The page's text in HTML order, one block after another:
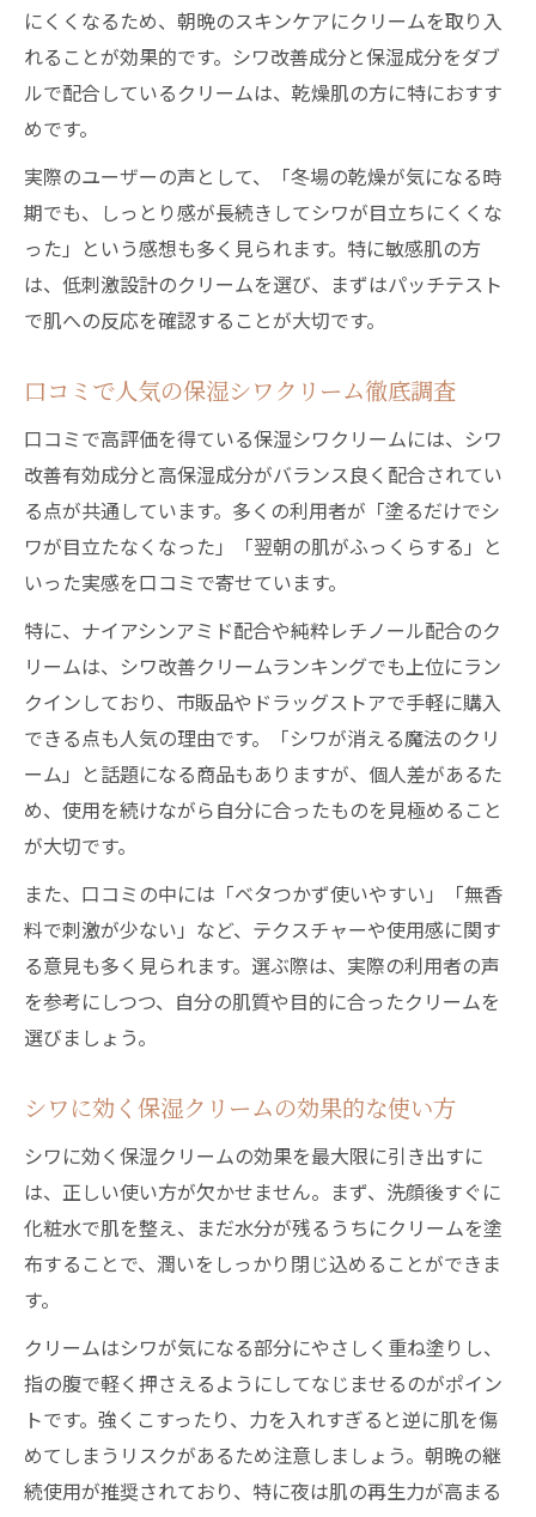
にくくなるため、朝晩のスキンケアにクリームを取り入
れることが効果的です。シワ改善成分と保湿成分をダブ
ルで配合しているクリームは、乾燥肌の方に特におすす
めです。
実際のユーザーの声として、「冬場の乾燥が気になる時
期でも、しっとり感が長続きしてシワが目立ちにくくな
った」という感想も多く見られます。特に敏感肌の方
は、低刺激設計のクリームを選び、まずはパッチテスト
で肌への反応を確認することが大切です。
口コミで人気の保湿シワクリーム徹底調査
口コミで高評価を得ている保湿シワクリームには、シワ
改善有効成分と高保湿成分がバランス良く配合されてい
る点が共通しています。多くの利用者が「塗るだけでシ
ワが目立たなくなった」「翌朝の肌がふっくらする」と
いった実感を口コミで寄せています。
特に、ナイアシンアミド配合や純粋レチノール配合のク
リームは、シワ改善クリームランキングでも上位にラン
クインしており、市販品やドラッグストアで手軽に購入
できる点も人気の理由です。「シワが消える魔法のクリ
ーム」と話題になる商品もありますが、個人差があるた
め、使用を続けながら自分に合ったものを見極めること
が大切です。
また、口コミの中には「ベタつかず使いやすい」「無香
料で刺激が少ない」など、テクスチャーや使用感に関す
る意見も多く見られます。選ぶ際は、実際の利用者の声
を参考にしつつ、自分の肌質や目的に合ったクリームを
選びましょう。
シワに効く保湿クリームの効果的な使い方
シワに効く保湿クリームの効果を最大限に引き出すに
は、正しい使い方が欠かせません。まず、洗顔後すぐに
化粧水で肌を整え、まだ水分が残るうちにクリームを塗
布することで、潤いをしっかり閉じ込めることができま
す。
クリームはシワが気になる部分にやさしく重ね塗りし、
指の腹で軽く押さえるようにしてなじませるのがポイン
トです。強くこすったり、力を入れすぎると逆に肌を傷
めてしまうリスクがあるため注意しましょう。朝晩の継
続使用が推奨されており、特に夜は肌の再生力が高まる